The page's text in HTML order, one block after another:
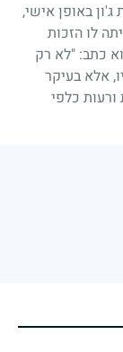
באופן אישי,
לו הזכות
כתב: "לא רק
אלא בעיקר
ורעות כלפי